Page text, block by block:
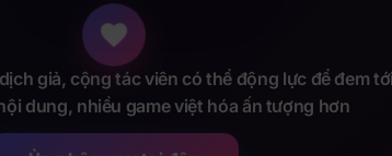
giả, cộng tác viên có thể động lực để đem
dung, nhiều game việt hóa ấn tượng hơn